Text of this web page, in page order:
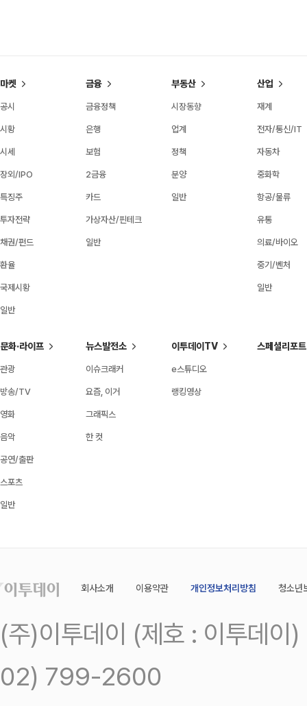
마켓
공시
시황
시세
장외/IPO
특징주
투자전략
채권/펀드
환율
국제시황
일반
금융
금융정책
은행
보험
2금융
카드
가상자산/핀테크
일반
부동산
시장동향
업계
정책
분양
일반
산업
재계
전자/통신/IT
자동차
중화학
항공/물류
유통
의료/바이오
중기/벤처
일반
문화·라이프
관광
방송/TV
영화
음악
공연/출판
스포츠
일반
뉴스발전소
이슈크래커
요즘, 이거
그래픽스
한 컷
이투데이TV
e스튜디오
랭킹영상
스페셜리포트
회사소개 이용약관 개인정보처리방침 청소년
(주)이투데이 (제호 : 이투데
02) 799-2600